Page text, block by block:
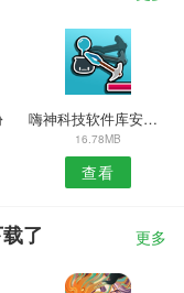
嗨神科技软件库安卓版
16.78MB
查看
了 更多